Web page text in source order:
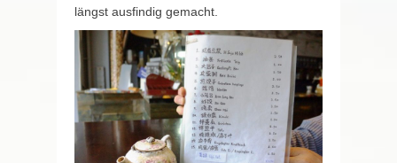
längst ausfindig gemacht.